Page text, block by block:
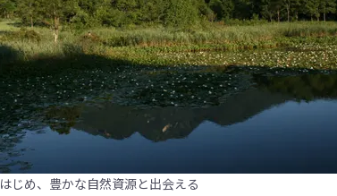
じめ、豊かな自然資源と出会える